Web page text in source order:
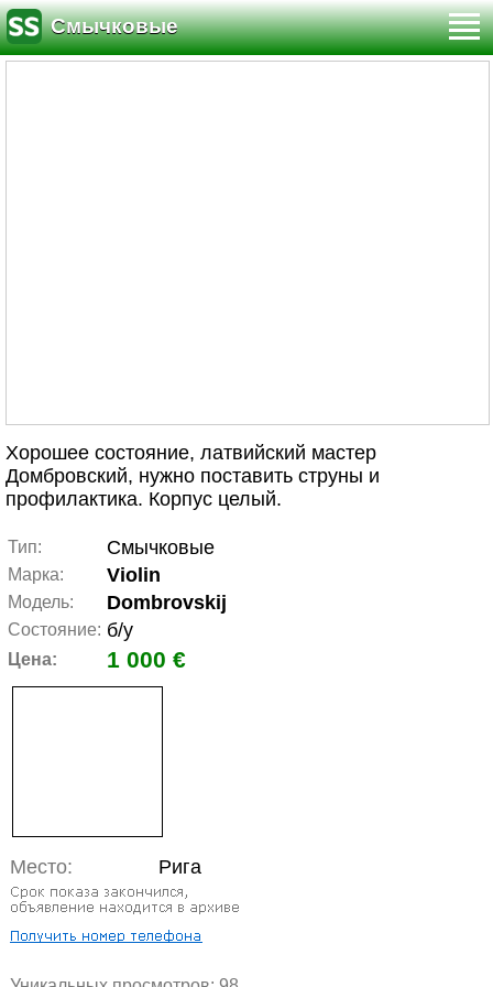
Смычковые
Хорошее состояние, латвийский мастер
Домбровский, нужно поставить струны и
профилактика. Корпус целый.
Тип: Смычковые
Марка: Violin
Модель: Dombrovskij
Состояние: б/у
Цена: 1 000 €
Место: Рига